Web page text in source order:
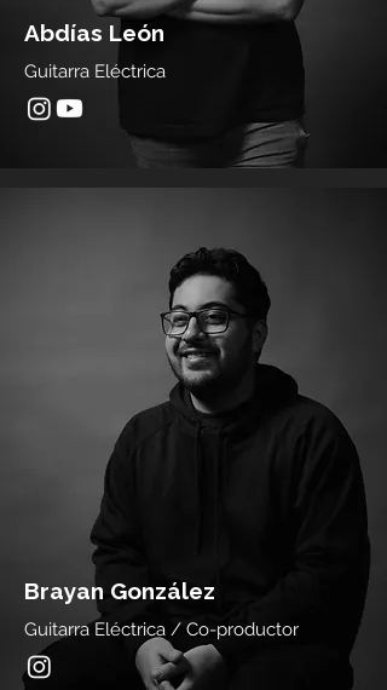
Abdías León
Guitarra Eléctrica
Brayan González
Guitarra Eléctrica / Co-productor